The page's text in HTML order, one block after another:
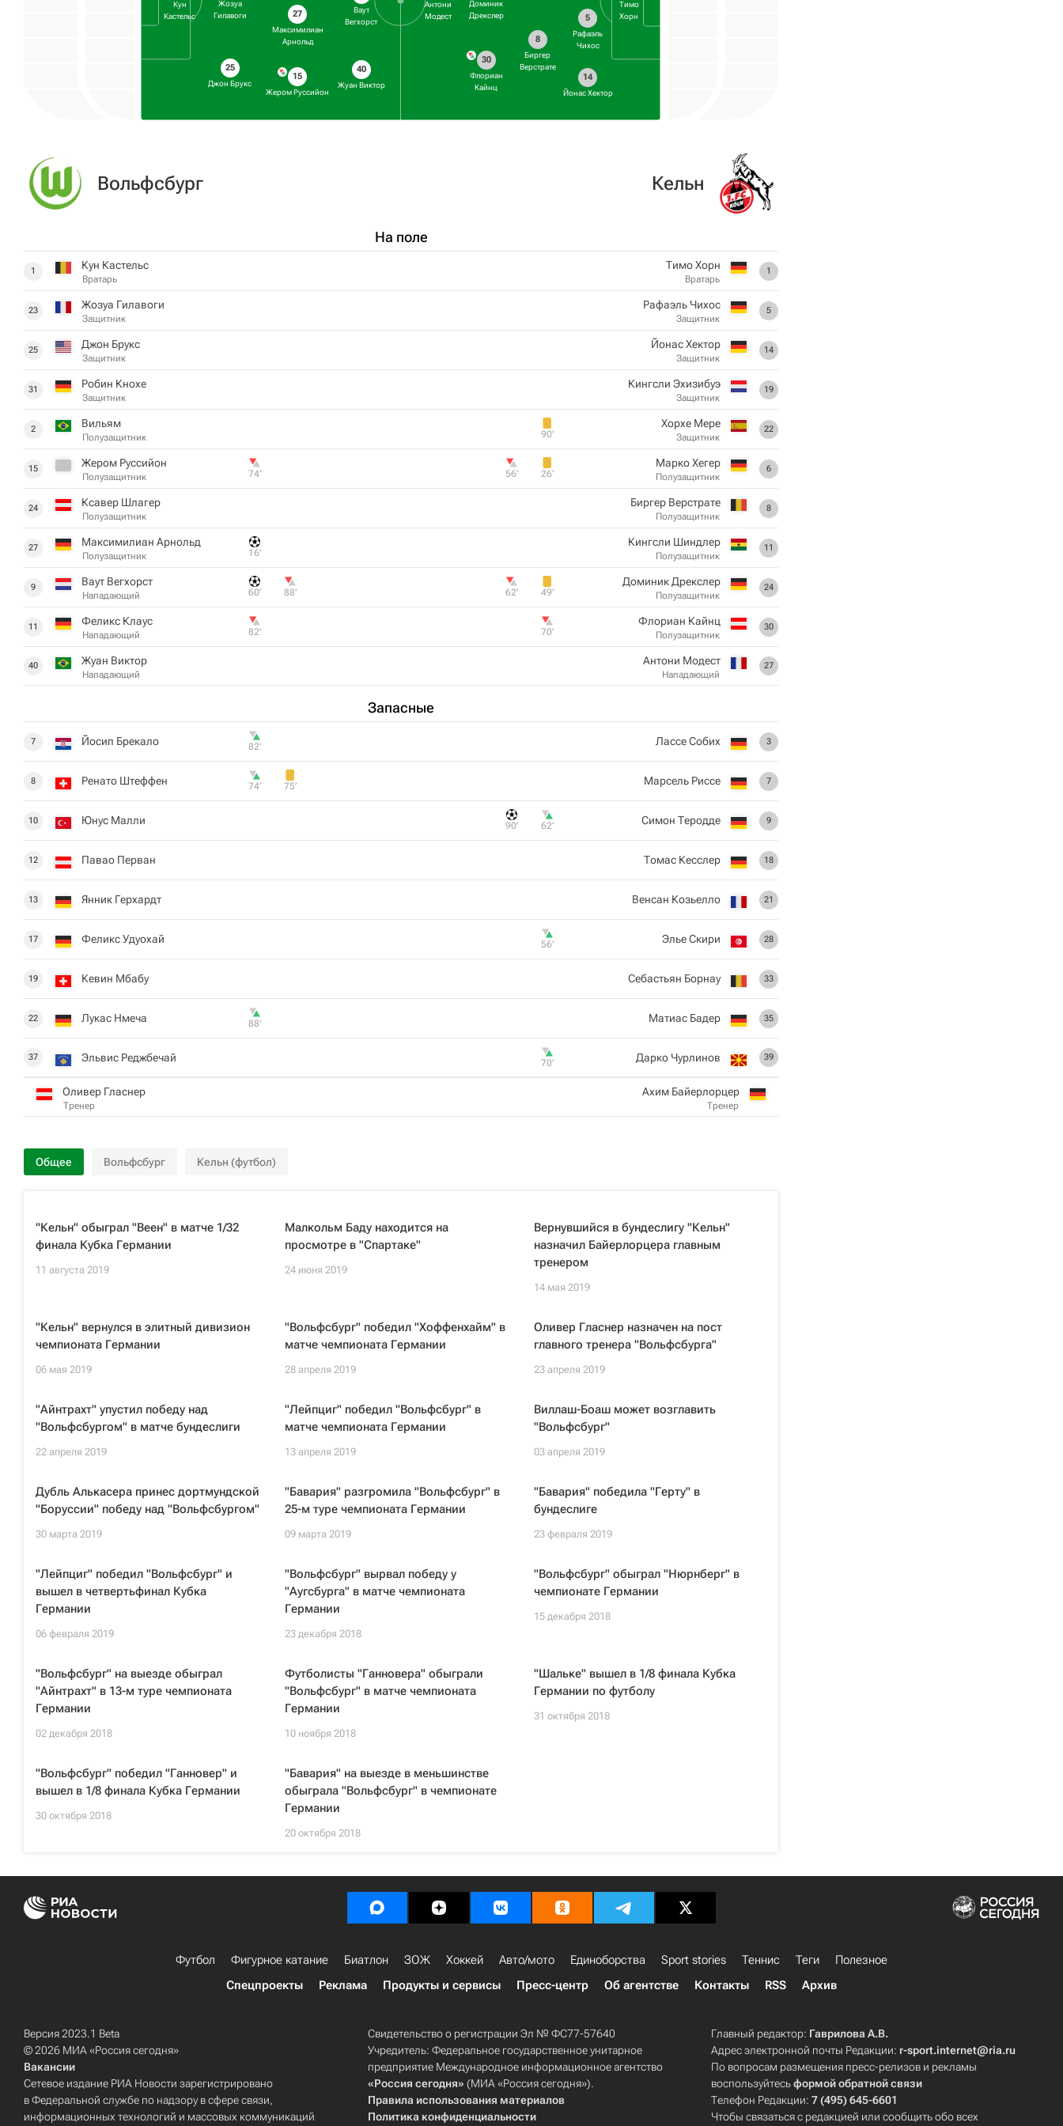
Кун
Кастельс
Жозуа
Гилавоги
25
Джон Брукс
27
Максимилиан
Арнольд
15
Жером Руссийон
Ваут
Вегхорст
40
Жуан Виктор
Тимо
Хорн
5
Рафаэль
Чихос
14
Йонас Хектор
8
Биргер
Верстрате
Доминик
Дрекслер
30
Флориан
Кайнц
Антони
Модест
Вольфсбург
На поле
1 Кун Кастельс
Вратарь
23 Жозуа Гилавоги
Защитник
25 Джон Брукс
Защитник
31 Робин Кнохе
Защитник
2 Вильям
Полузащитник
15 Жером Руссийон
Полузащитник 74‎’‎
24 Ксавер Шлагер
Полузащитник
27 Максимилиан Арнольд
Полузащитник 16‎’‎
9 Ваут Вегхорст
Нападающий 60‎’‎ 88‎’‎
11 Феликс Клаус
Нападающий 82‎’‎
40 Жуан Виктор
Нападающий
Запасные
7 Йосип Брекало 82‎’‎
8 Ренато Штеффен 74‎’‎ 75‎’‎
10 Юнус Малли
12 Павао Перван
13 Янник Герхардт
17 Феликс Удуохай
19 Кевин Мбабу
22 Лукас Нмеча 88‎’‎
37 Эльвис Реджбечай
Оливер Гласнер
Тренер
Кельн
1
Тимо Хорн
Вратарь
5
Рафаэль Чихос
Защитник
14
Йонас Хектор
Защитник
19
Кингсли Эхизибуэ
Защитник
22
Хорхе Мере
Защитник
90‎’‎
6
Марко Хегер
Полузащитник
26‎’‎
56‎’‎
8
Биргер Верстрате
Полузащитник
11
Кингсли Шиндлер
Полузащитник
24
Доминик Дрекслер
Полузащитник
49‎’‎
62‎’‎
30
Флориан Кайнц
Полузащитник
70‎’‎
27
Антони Модест
Нападающий
3
Лассе Собих
7
Марсель Риссе
9
Симон Теродде
62‎’‎
90‎’‎
18
Томас Кесслер
21
Венсан Козьелло
28
Элье Скири
56‎’‎
33
Себастьян Борнау
35
Матиас Бадер
39
Дарко Чурлинов
70‎’‎
Ахим Байерлорцер
Тренер
Общее Вольфсбург Кельн (футбол)
"Кельн" обыграл "Веен" в матче 1/32
финала Кубка Германии
11 августа 2019
Малкольм Баду находится на
просмотре в "Спартаке"
24 июня 2019
Вернувшийся в бундеслигу "Кельн"
назначил Байерлорцера главным
тренером
14 мая 2019
"Кельн" вернулся в элитный дивизион
чемпионата Германии
06 мая 2019
"Вольфсбург" победил "Хоффенхайм" в
матче чемпионата Германии
28 апреля 2019
Оливер Гласнер назначен на пост
главного тренера "Вольфсбурга"
23 апреля 2019
"Айнтрахт" упустил победу над
"Вольфсбургом" в матче бундеслиги
22 апреля 2019
"Лейпциг" победил "Вольфсбург" в
матче чемпионата Германии
13 апреля 2019
Виллаш-Боаш может возглавить
"Вольфсбург"
03 апреля 2019
Дубль Алькасера принес дортмундской
"Боруссии" победу над "Вольфсбургом"
30 марта 2019
"Бавария" разгромила "Вольфсбург" в
25-м туре чемпионата Германии
09 марта 2019
"Бавария" победила "Герту" в
бундеслиге
23 февраля 2019
"Лейпциг" победил "Вольфсбург" и
вышел в четвертьфинал Кубка
Германии
06 февраля 2019
"Вольфсбург" вырвал победу у
"Аугсбурга" в матче чемпионата
Германии
23 декабря 2018
"Вольфсбург" обыграл "Нюрнберг" в
чемпионате Германии
15 декабря 2018
"Вольфсбург" на выезде обыграл
"Айнтрахт" в 13-м туре чемпионата
Германии
02 декабря 2018
Футболисты "Ганновера" обыграли
"Вольфсбург" в матче чемпионата
Германии
10 ноября 2018
"Шальке" вышел в 1/8 финала Кубка
Германии по футболу
31 октября 2018
"Вольфсбург" победил "Ганновер" и
вышел в 1/8 финала Кубка Германии
30 октября 2018
"Бавария" на выезде в меньшинстве
обыграла "Вольфсбург" в чемпионате
Германии
20 октября 2018
Футбол Фигурное катание Биатлон ЗОЖ Хоккей Авто/мото Единоборства Sport stories Теннис Теги
Полезное
Спецпроекты
Реклама Продукты и сервисы Пресс-центр Об агентстве Контакты RSS Архив
Версия 2023.1 Beta
© 2026 МИА «Россия сегодня»
Вакансии
Сетевое издание РИА Новости зарегистрировано
в Федеральной службе по надзору в сфере связи,
информационных технологий и массовых коммуникаций
Свидетельство о регистрации Эл № ФС77-57640
Учредитель: Федеральное государственное унитарное
предприятие Международное информационное агентство
«Россия сегодня» (МИА «Россия сегодня»).
Правила использования материалов
Политика конфиденциальности
Главный редактор: Гаврилова А.В.
Адрес электронной почты Редакции: r-sport.internet@ria.ru
По вопросам размещения пресс-релизов и рекламы
воспользуйтесьформой обратной связи
Телефон Редакции:7 (495) 645-6601
Чтобы связаться с редакцией или сообщить обо всех